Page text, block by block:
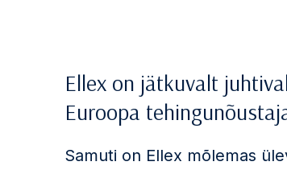
Ellex on jätkuvalt
Euroopa
Samuti on Ellex mõlemas